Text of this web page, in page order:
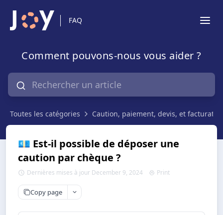
FAQ
Comment pouvons-nous vous aider ?
Toutes les catégories Caution, paiement, devis, et
💶 Est-il possible de déposer une
caution par chèque ?
Dernières mises à jour December 9, 2024 Print
Copy page